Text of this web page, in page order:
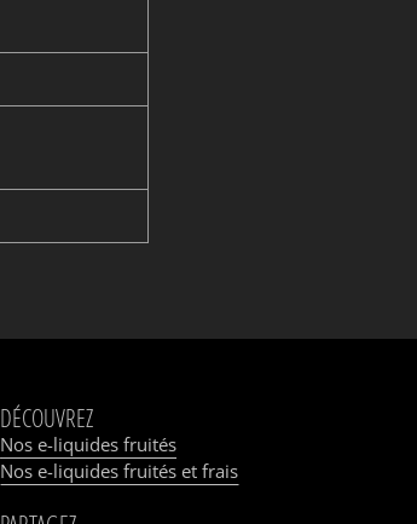
DÉCOUVREZ
Nos e-liquides fruités
Nos e-liquides fruités et frais